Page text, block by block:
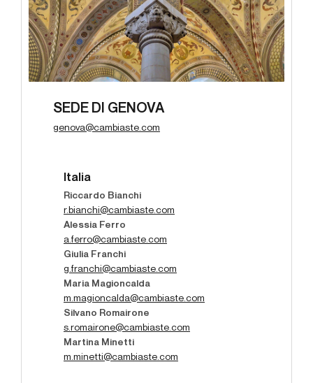
SEDE DI GENOVA
genova@cambiaste.com
Italia
Riccardo Bianchi
r.bianchi@cambiaste.com
Alessia Ferro
a.ferro@cambiaste.com
Giulia Franchi
g.franchi@cambiaste.com
Maria Magioncalda
m.magioncalda@cambiaste.com
Silvano Romairone
s.romairone@cambiaste.com
Martina Minetti
m.minetti@cambiaste.com